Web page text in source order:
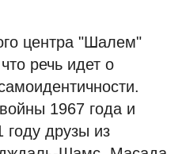
центра "Шалем"
речь идет о
1967 года и
году друзы из